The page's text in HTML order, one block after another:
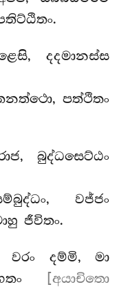
දදමානස්ස
පත්ථිතං
බුද්ධසෙට්ඨං
වජ්ජං
ජීවිතං.
වරං දම්මි, මා
[අයාචිතො